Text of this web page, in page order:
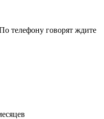
телефону говорят ждите